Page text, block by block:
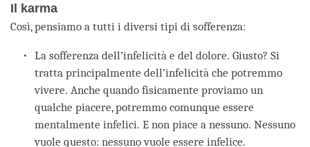
Il karma
Così, pensiamo a tutti i diversi tipi di sofferenza:
La sofferenza dell’infelicità e del dolore. Giusto? Si
tratta principalmente dell’infelicità che potremmo
vivere. Anche quando fisicamente proviamo un
qualche piacere, potremmo comunque essere
mentalmente infelici. E non piace a nessuno. Nessuno
vuole questo: nessuno vuole essere infelice.